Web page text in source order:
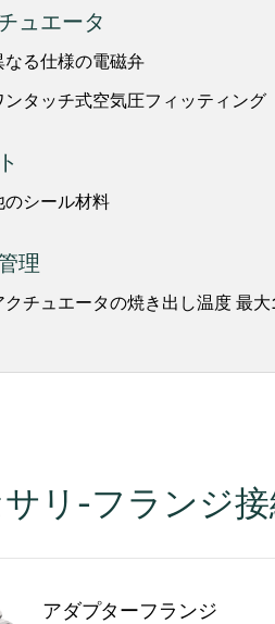
ュエータ
なる仕様の電磁弁
ンタッチ式空気圧フィッティング
のシール材料
理
クチュエータの焼き出し温度 最
リ-フランジ
アダプターフランジ